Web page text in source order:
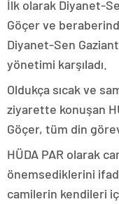
İlk olarak Diyanet-
Göçer ve
Diyanet-Sen
yönetimi karşıladı.
Oldukça sıcak ve
ziyarette konuşan
Göçer, tüm din
HÜDA PAR olarak
önemsediklerini
camilerin kendileri